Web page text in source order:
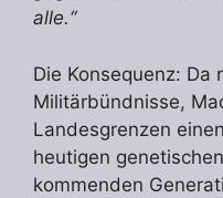
alle.“
Die Konsequenz: Da
Militärbündnisse,
Landesgrenzen
heutigen
kommenden